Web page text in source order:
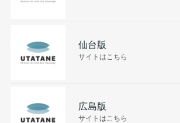
仙台版
サイトはこちら
広島版
サイトはこちら